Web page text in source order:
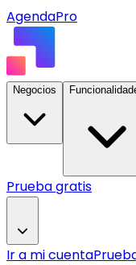
AgendaPro
Negocios
Prueba gratis
Ir a mi cuenta